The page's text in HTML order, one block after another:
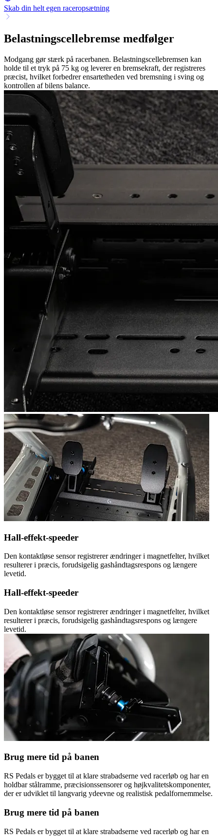
Skab din helt egen raceropsætning
Belastningscellebremse medfølger
Modgang gør stærk på racerbanen. Belastningscellebremsen kan
holde til et tryk på 75 kg og leverer en bremsekraft, der registreres
præcist, hvilket forbedrer ensartetheden ved bremsning i sving og
kontrollen af bilens balance.
Hall-effekt-speeder
Den kontaktløse sensor registrerer ændringer i magnetfelter, hvilket
resulterer i præcis, forudsigelig gashåndtagsrespons og længere
levetid.
Hall-effekt-speeder
Den kontaktløse sensor registrerer ændringer i magnetfelter, hvilket
resulterer i præcis, forudsigelig gashåndtagsrespons og længere
levetid.
Brug mere tid på banen
RS Pedals er bygget til at klare strabadserne ved racerløb og har en
holdbar stålramme, præcisionssensorer og højkvalitetskomponenter,
der er udviklet til langvarig ydeevne og realistisk pedalfornemmelse.
Brug mere tid på banen
RS Pedals er bygget til at klare strabadserne ved racerløb og har en